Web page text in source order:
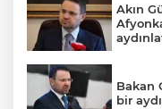
Akın
Bakan
bir